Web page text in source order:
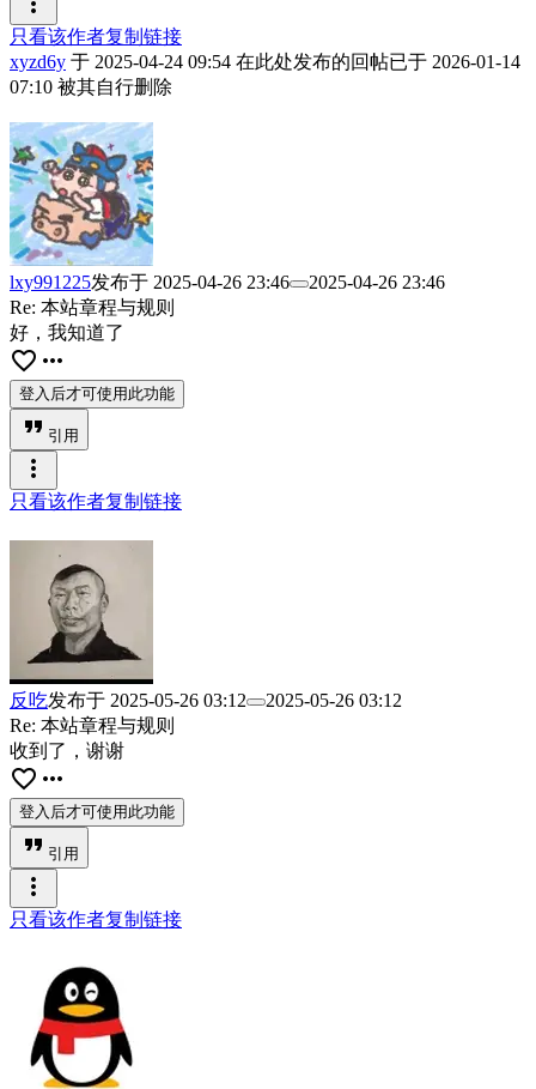
只看该作者复制链接
xyzd6y 于 2025-04-24 09:54 在此处发布的回帖已于 2026-01-14
07:10 被其自行删除
lxy991225发布于 2025-04-26 23:46
2025-04-26 23:46
Re: 本站章程与规则
好，我知道了
favorite_border more_horiz
登入后才可使用此功能
format_quote 引用
more_vert
只看该作者复制链接
反吃发布于 2025-05-26 03:12
2025-05-26 03:12
Re: 本站章程与规则
收到了，谢谢
favorite_border more_horiz
登入后才可使用此功能
format_quote 引用
more_vert
只看该作者复制链接